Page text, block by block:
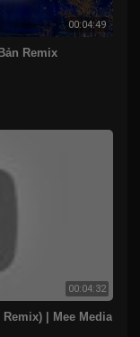
00:04:49
Remix
00:04:32
| Mee Media